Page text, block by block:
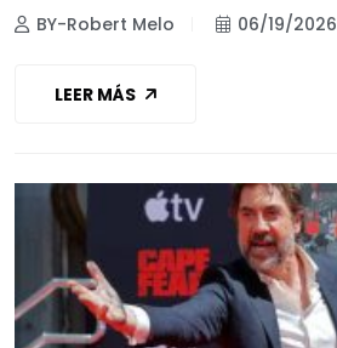
BY-Robert Melo 06/19/2026
LEER MÁS